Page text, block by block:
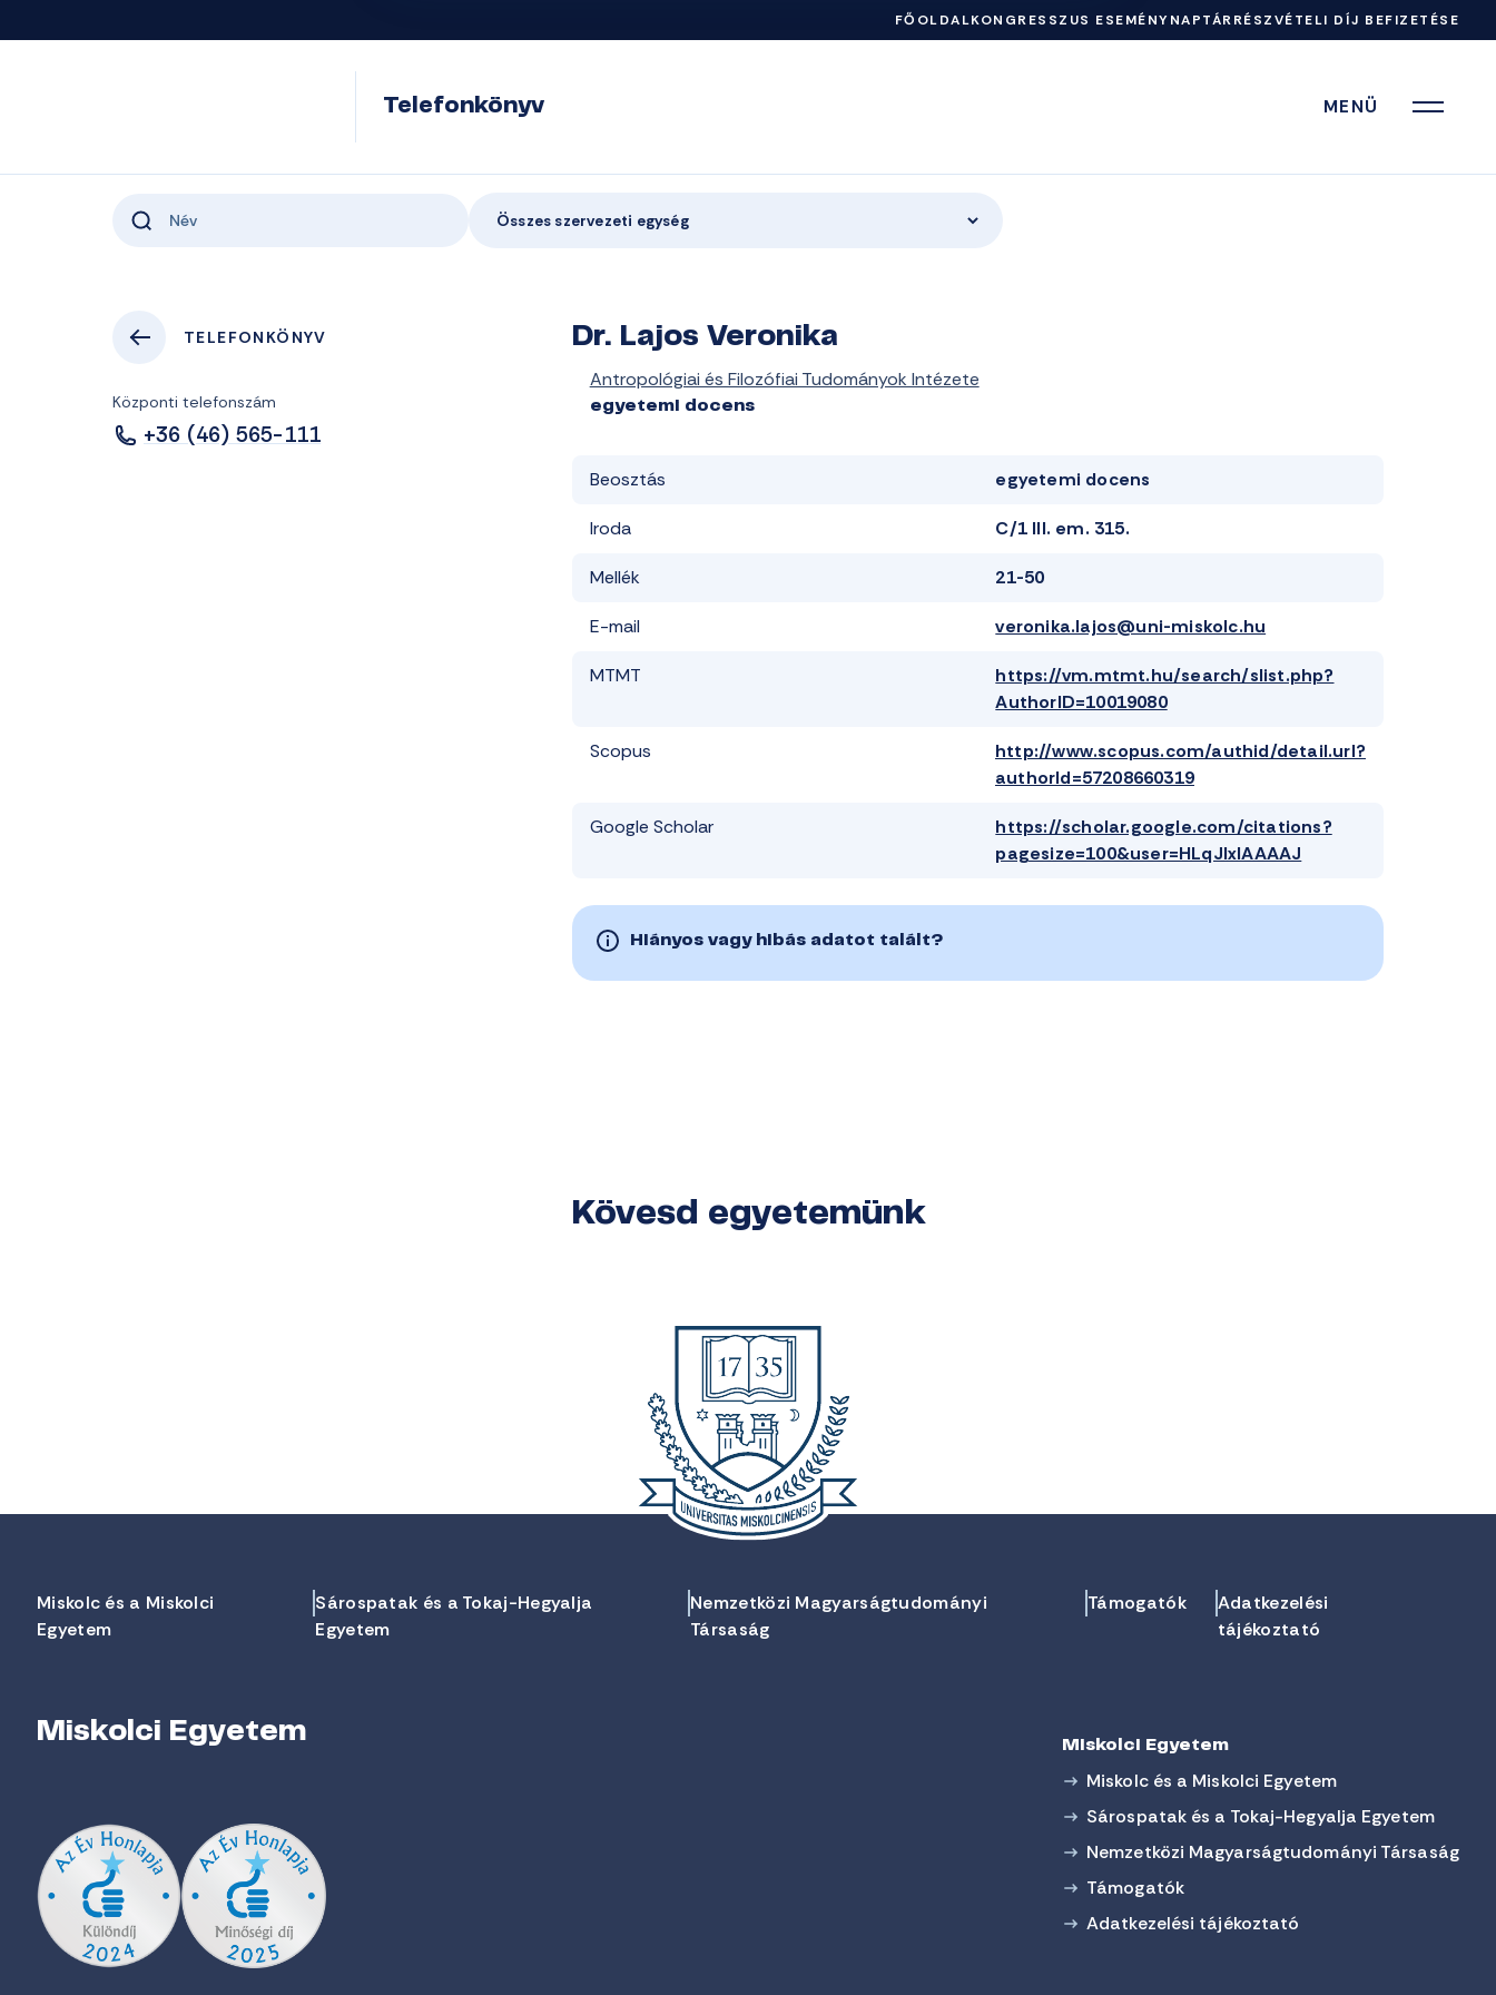
FŐOLDALKONGRESSZUS ESEMÉNYNAPTÁRRÉSZVÉTELI DÍJ BEFIZETÉSE
Telefonkönyv MENÜ
Összes szervezeti egység
TELEFONKÖNYV
Központi telefonszám
+36 (46) 565-111
Dr. Lajos Veronika
Antropológiai és Filozófiai Tudományok Intézete
egyetemi docens
Beosztás egyetemi docens
Iroda C/1 III. em. 315.
Mellék 21-50
E-mail veronika.lajos@uni-miskolc.hu
MTMT
https://vm.mtmt.hu/search/slist.php?
AuthorID=10019080
Scopus
http://www.scopus.com/authid/detail.url?
authorId=57208660319
Google Scholar
https://scholar.google.com/citations?
pagesize=100&user=HLqJIxIAAAAJ
Hiányos vagy hibás adatot talált?
Kövesd egyetemünk
Miskolc és a Miskolci
Egyetem
Sárospatak és a Tokaj-Hegyalja
Egyetem
Nemzetközi Magyarságtudományi
Társaság
Támogatók
Adatkezelési
tájékoztató
Miskolci Egyetem Miskolci Egyetem
Miskolc és a Miskolci Egyetem
Sárospatak és a Tokaj-Hegyalja Egyetem
Nemzetközi Magyarságtudományi Társaság
Támogatók
Adatkezelési tájékoztató